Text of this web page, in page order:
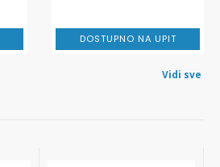
DOSTUPNO NA UPIT
Vidi sve